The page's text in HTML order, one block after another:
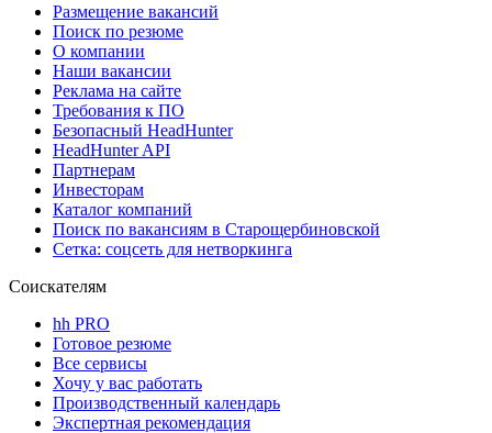
Размещение вакансий
Поиск по резюме
О компании
Наши вакансии
Реклама на сайте
Требования к ПО
Безопасный HeadHunter
HeadHunter API
Партнерам
Инвесторам
Каталог компаний
Поиск по вакансиям в Старощербиновской
Сетка: соцсеть для нетворкинга
Соискателям
hh PRO
Готовое резюме
Все сервисы
Хочу у вас работать
Производственный календарь
Экспертная рекомендация